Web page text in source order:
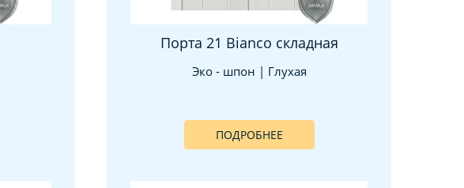
Порта 21 Bianco складная
Эко - шпон | Глухая
ПОДРОБНЕЕ